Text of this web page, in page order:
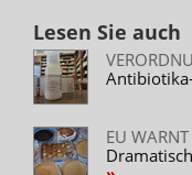
Lesen Sie auch
EU WARNT